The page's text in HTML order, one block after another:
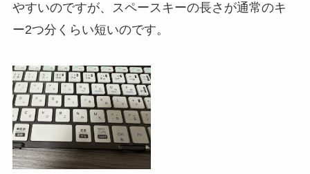
やすいのですが、スペースキーの長さが通常のキ
ー2つ分くらい短いのです。